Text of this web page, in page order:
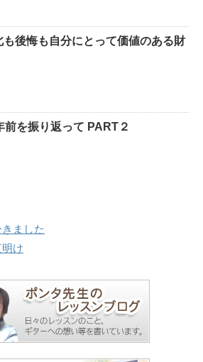
も後悔も自分にとって価値のある財
前を振り返って PART２
ました
け